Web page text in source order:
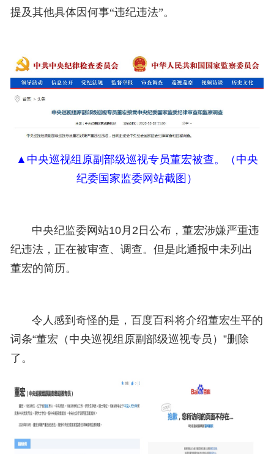
提及其他具体因何事“违纪违法”。
▲ 中央巡视组原副部级巡视专员董宏被查。
（中央
纪委国家监委网站截图）
中央纪监委网站10月2日公布，董宏涉嫌严重违
纪违法，正在被审查、调查。但是此通报中未列出
董宏的简历。
令人感到奇怪的是，百度百科将介绍董宏生平的
词条“董宏（中央巡视组原副部级巡视专员）”删除
了。